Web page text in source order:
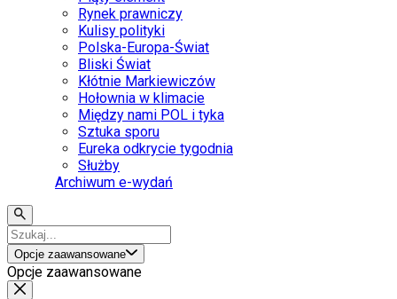
Rynek prawniczy
Kulisy polityki
Polska-Europa-Świat
Bliski Świat
Kłótnie Markiewiczów
Hołownia w klimacie
Między nami POL i tyka
Sztuka sporu
Eureka odkrycie tygodnia
Służby
Archiwum e-wydań
Opcje zaawansowane
Opcje zaawansowane